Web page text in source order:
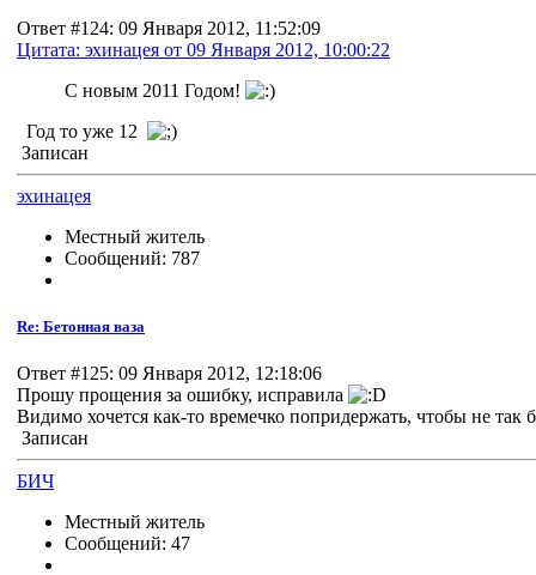
Ответ #124: 09 Января 2012, 11:52:09
Цитата: эхинацея от 09 Января 2012, 10:00:22
С новым 2011 Годом!
Год то уже 12
Записан
эхинацея
Местный житель
Сообщений: 787
Re: Бетонная ваза
Ответ #125: 09 Января 2012, 12:18:06
Прошу прощения за ошибку, исправила
Видимо хочется как-то времечко попридержать, чтобы не так
Записан
БИЧ
Местный житель
Сообщений: 47